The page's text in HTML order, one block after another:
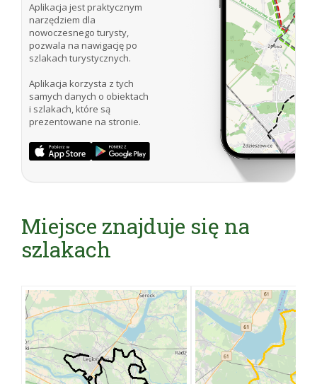
Aplikacja jest praktycznym
narzędziem dla
nowoczesnego turysty,
pozwala na nawigację po
szlakach turystycznych.
Aplikacja korzysta z tych
samych danych o obiektach
i szlakach, które są
prezentowane na stronie.
Miejsce znajduje się na
szlakach